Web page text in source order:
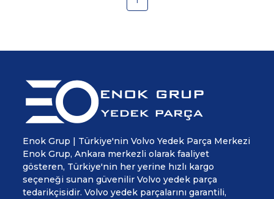
Enok Grup | Türkiye'nin Volvo Yedek Parça Merkezi
Enok Grup, Ankara merkezli olarak faaliyet
gösteren, Türkiye'nin her yerine hızlı kargo
seçeneği sunan güvenilir Volvo yedek parça
tedarikçisidir. Volvo yedek parçalarını garantili,